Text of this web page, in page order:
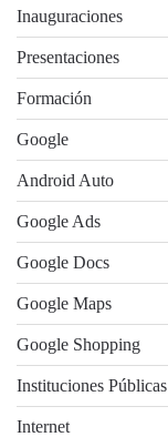
Inauguraciones
Presentaciones
Formación
Google
Android Auto
Google Ads
Google Docs
Google Maps
Google Shopping
Instituciones Públicas
Internet